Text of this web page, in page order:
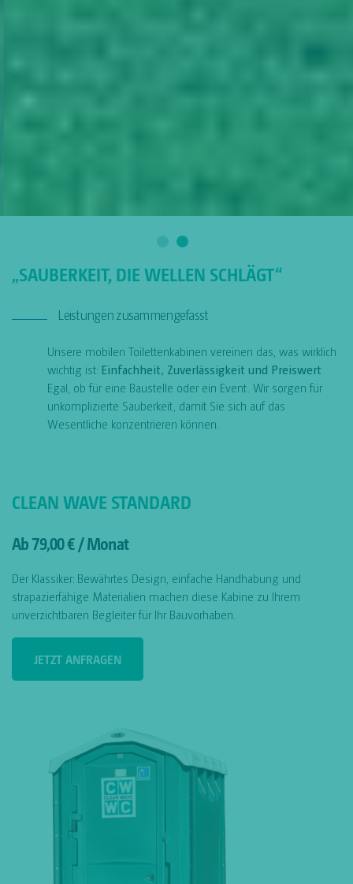
„SAUBERKEIT, DIE WELLEN SCHLÄGT“
Leistungen zusammengefasst
Unsere mobilen Toilettenkabinen vereinen das, was wirklich
wichtig ist: Einfachheit, Zuverlässigkeit und Preiswert
Egal, ob für eine Baustelle oder ein Event. Wir sorgen für
unkomplizierte Sauberkeit, damit Sie sich auf das
Wesentliche konzentrieren können.
CLEAN WAVE STANDARD
Ab 79,00 € / Monat
Der Klassiker: Bewährtes Design, einfache Handhabung und
strapazierfähige Materialien machen diese Kabine zu Ihrem
unverzichtbaren Begleiter für Ihr Bauvorhaben.
JETZT ANFRAGEN